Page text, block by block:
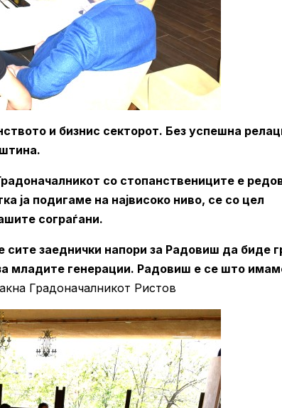
и бизнис секторот. Без успешна
со стопанствениците е
ја подигаме на највисоко ниво, се со цел
сограѓани.
заеднички напори за Радовиш да биде
младите генерации. Радовиш е се што
Градоначалникот Ристов